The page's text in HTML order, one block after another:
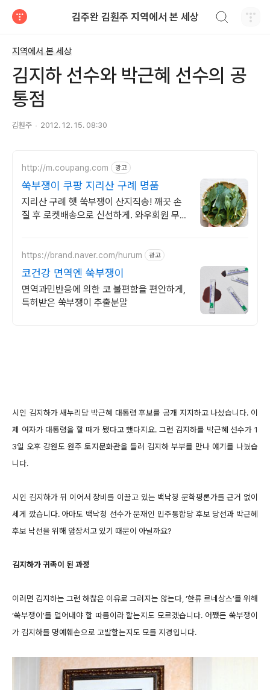
김주완 김훤주 지역에서 본 세상
지역에서 본 세상
김지하 선수와 박근혜 선수의 공
통점
김훤주 2012. 12. 15. 08:30
http://m.coupang.com 광고
쑥부쟁이 쿠팡 지리산 구례 명품
지리산 구례 햇 쑥부쟁이 산지직송! 깨끗 손
질 후 로켓배송으로 신선하게. 와우회원 무료
https://brand.naver.com/hurum 광고
코건강 면역엔 쑥부쟁이
면역과민반응에 의한 코 불편함을 편안하게,
특허받은 쑥부쟁이 추출분말
시인 김지하가 새누리당 박근혜 대통령 후보를 공개 지지하고 나섰습니다. 이
제 여자가 대통령을 할 때가 됐다고 했다지요. 그런 김지하를 박근혜 선수가 1
3일 오후 강원도 원주 토지문화관을 들러 김지하 부부를 만나 얘기를 나눴습
니다.
시인 김지하가 뒤 이어서 창비를 이끌고 있는 백낙청 문학평론가를 근거 없이
세게 깠습니다. 아마도 백낙청 선수가 문재인 민주통합당 후보 당선과 박근혜
후보 낙선을 위해 앞장서고 있기 때문이 아닐까요?
김지하가 귀족이 된 과정
이러면 김지하는 그런 하찮은 이유로 그러지는 않는다, ‘한류 르네상스’를 위해
‘쑥부쟁이’를 덜어내야 할 따름이라 할는지도 모르겠습니다. 어쨌든 쑥부쟁이
가 김지하를 명예훼손으로 고발할는지도 모를 지경입니다.